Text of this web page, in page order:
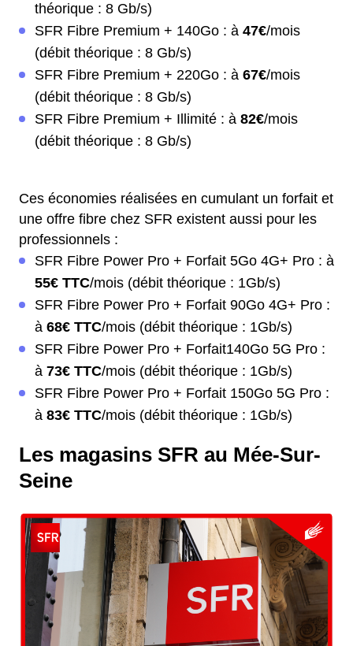
théorique : 8 Gb/s)
SFR Fibre Premium + 140Go : à 47€/mois
(débit théorique : 8 Gb/s)
SFR Fibre Premium + 220Go : à 67€/mois
(débit théorique : 8 Gb/s)
SFR Fibre Premium + Illimité : à 82€/mois
(débit théorique : 8 Gb/s)
Ces économies réalisées en cumulant un forfait et
une offre fibre chez SFR existent aussi pour les
professionnels :
SFR Fibre Power Pro + Forfait 5Go 4G+ Pro : à
55€ TTC/mois (débit théorique : 1Gb/s)
SFR Fibre Power Pro + Forfait 90Go 4G+ Pro :
à 68€ TTC/mois (débit théorique : 1Gb/s)
SFR Fibre Power Pro + Forfait140Go 5G Pro :
à 73€ TTC/mois (débit théorique : 1Gb/s)
SFR Fibre Power Pro + Forfait 150Go 5G Pro :
à 83€ TTC/mois (débit théorique : 1Gb/s)
Les magasins SFR au Mée-Sur-
Seine